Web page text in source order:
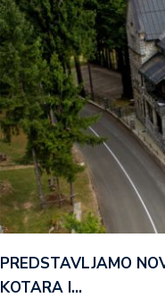
PREDSTAVLJAMO
KOTARA I…